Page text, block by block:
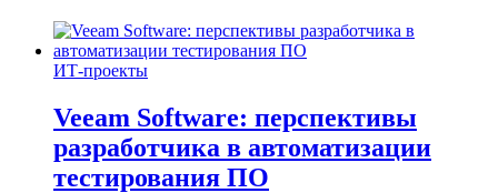
ИТ-проекты
Veeam Software: перспективы
разработчика в автоматизации
тестирования ПО